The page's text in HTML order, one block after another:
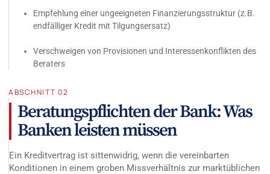
Empfehlung einer ungeeigneten Finanzierungsstruktur (z.B.
endfälliger Kredit mit Tilgungsersatz)
Verschweigen von Provisionen und Interessenkonflikten des
Beraters
ABSCHNITT 02
Beratungspflichten der Bank: Was
Banken leisten müssen
Ein Kreditvertrag ist sittenwidrig, wenn die vereinbarten
Konditionen in einem groben Missverhältnis zur marktüblichen